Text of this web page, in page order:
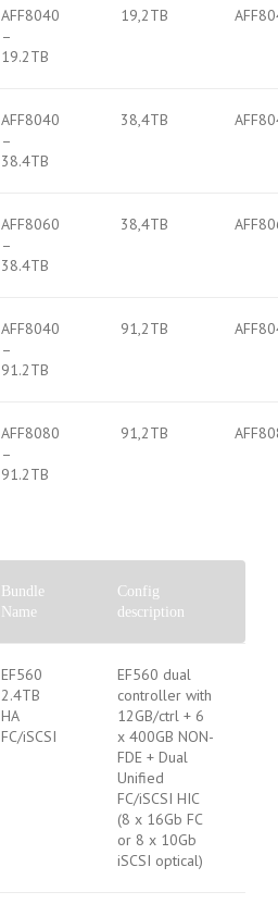
AFF8040
–
19.2TB
19,2TB
AFF8040
–
38.4TB
38,4TB
AFF8060
–
38.4TB
38,4TB
AFF8040
–
91.2TB
91,2TB
AFF8080
–
91.2TB
91,2TB
Bundle
Name
Config
description
EF560
2.4TB
HA
FC/iSCSI
EF560 dual
controller with
12GB/ctrl + 6
x 400GB NON-
FDE + Dual
Unified
FC/iSCSI HIC
(8 x 16Gb FC
or 8 x 10Gb
iSCSI optical)